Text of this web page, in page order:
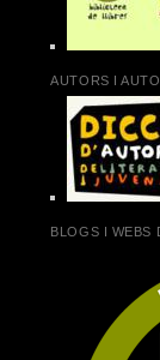
AUTORS I
BLOGS I WEBS